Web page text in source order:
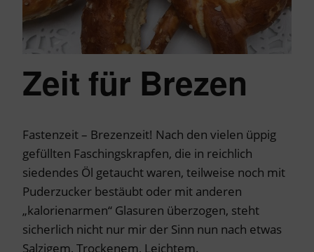
Zeit für Brezen
Fastenzeit – Brezenzeit! Nach den vielen üppig
gefüllten Faschingskrapfen, die in reichlich
siedendes Öl getaucht waren, teilweise noch mit
Puderzucker bestäubt oder mit anderen
„kalorienarmen“ Glasuren überzogen, steht
sicherlich nicht nur mir der Sinn nun nach etwas
Salzigem, Trockenem, Leichtem.